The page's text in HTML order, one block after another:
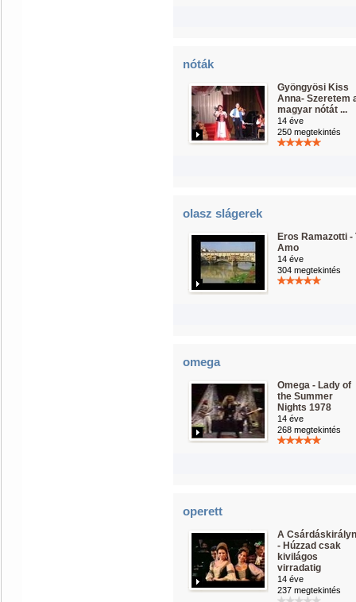
nóták
Gyöngyösi Kiss
Anna- Szeretem
magyar nótát ...
14 éve
250 megtekintés
olasz slágerek
Eros Ramazotti -
Amo
14 éve
304 megtekintés
omega
Omega - Lady of
the Summer
Nights 1978
14 éve
268 megtekintés
operett
A
- Húzzad csak
kivilágos
virradatig
14 éve
237 megtekintés